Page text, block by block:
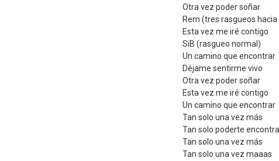
Otra vez poder soñar
Rem (tres rasgueos hacia
Esta vez me iré contigo
SiB (rasgueo normal)
Un camino que encontrar
Déjame sentirme vivo
Otra vez poder soñar
Esta vez me iré contigo
Un camino que encontrar
Tan solo una vez más
Tan solo poderte
Tan solo una vez más
Tan solo una vez maaas